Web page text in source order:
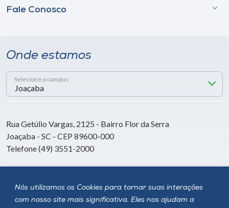
Nós utilizamos os Cookies para tornar suas interações
com nosso site mais significativa. Eles nos ajudam a
Fale Conosco
Onde estamos
Selecione o campus
Rua Getúlio Vargas, 2125 - Bairro Flor da Serra
Joaçaba - SC - CEP 89600-000
Telefone (49) 3551-2000
Siga a Unoesc